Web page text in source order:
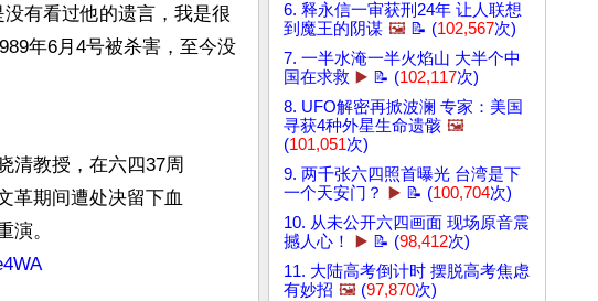
有看过他的遗言，我是很
年6月4号被杀害，至今没
清教授，在六四37周
革期间遭处决留下血
演。
6. 释永信一审获刑24年 让人联想
到魔王的阴谋 🖼️ 📝 (102,567次)
7. 一半水淹一半火焰山 大半个中
国在求救 ▶️ 📝 (102,117次)
8. UFO解密再掀波澜 专家：美国
寻获4种外星生命遗骸 🖼️
(101,051次)
9. 两千张六四照首曝光 台湾是下
一个天安门？
▶️ 📝 (100,704次)
10. 从未公开六四画面 现场原音震
撼人心！
▶️ 📝 (98,412次)
11. 大陆高考倒计时 摆脱高考焦虑
有妙招 🖼️ (97,870次)